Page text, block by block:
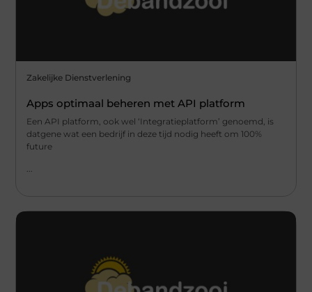
Zakelijke Dienstverlening
Apps optimaal beheren met API platform
Een API platform, ook wel ‘Integratieplatform’ genoemd, is
datgene wat een bedrijf in deze tijd nodig heeft om 100%
future